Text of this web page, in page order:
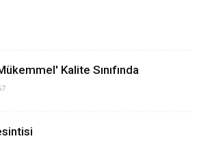
Kalite Sınıfında